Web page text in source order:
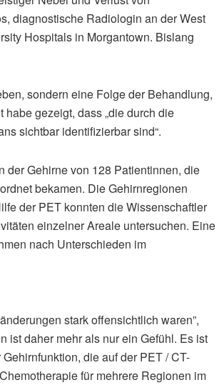
diagnostische Radiologin an der West
Hospitals in Morgantown. Bislang
sondern eine Folge der Behandlung,
gezeigt, dass „die durch die
sichtbar identifizierbar sind“.
der Gehirne von 128 Patientinnen, die
bekamen. Die Gehirnregionen
der PET konnten die Wissenschaftler
einzelner Areale untersuchen. Eine
nach Unterschieden im
stark offensichtlich waren”,
ist daher mehr als nur ein Gefühl. Es ist
die auf der PET / CT-
für mehrere Regionen im